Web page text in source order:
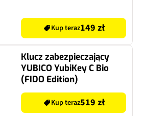
Kup teraz149 zł
Klucz zabezpieczający
YUBICO YubiKey C Bio
(FIDO Edition)
Kup teraz519 zł